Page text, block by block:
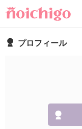
プロフィール